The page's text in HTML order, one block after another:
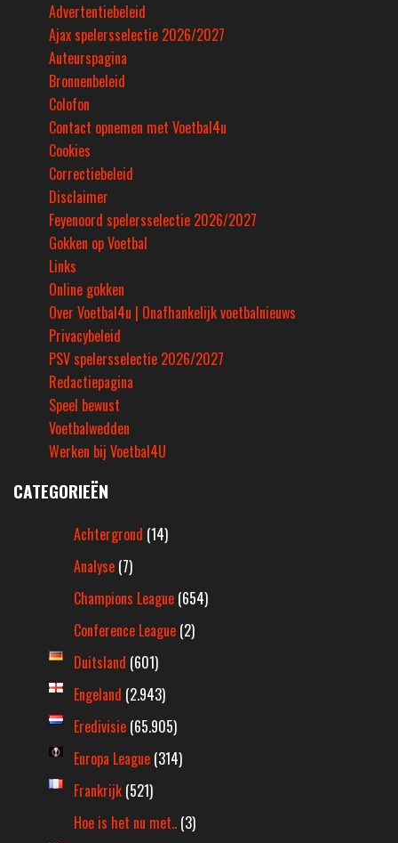
Advertentiebeleid
Ajax spelersselectie 2026/2027
Auteurspagina
Bronnenbeleid
Colofon
Contact opnemen met Voetbal4u
Cookies
Correctiebeleid
Disclaimer
Feyenoord spelersselectie 2026/2027
Gokken op Voetbal
Links
Online gokken
Over Voetbal4u | Onafhankelijk voetbalnieuws
Privacybeleid
PSV spelersselectie 2026/2027
Redactiepagina
Speel bewust
Voetbalwedden
Werken bij Voetbal4U
CATEGORIEËN
Achtergrond (14)
Analyse (7)
Champions League (654)
Conference League (2)
Duitsland (601)
Engeland (2.943)
Eredivisie (65.905)
Europa League (314)
Frankrijk (521)
Hoe is het nu met.. (3)